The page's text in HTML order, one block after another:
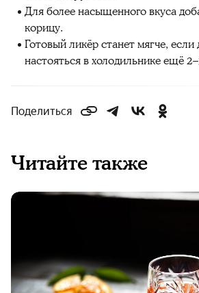
Для более насыщенного вкуса
корицу.
Готовый ликёр станет мягче, если
настояться в холодильнике ещё
Поделиться
Читайте также